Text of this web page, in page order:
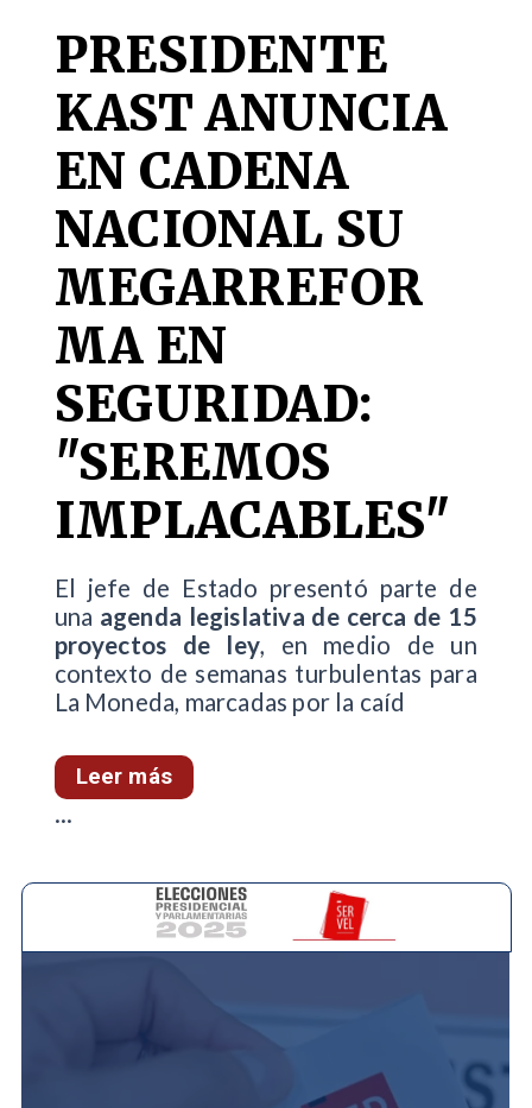
PRESIDENTE
KAST ANUNCIA
EN CADENA
NACIONAL SU
MEGARREFOR
MA EN
SEGURIDAD:
"SEREMOS
IMPLACABLES"
El jefe de Estado presentó parte de
una agenda legislativa de cerca de 15
proyectos de ley, en medio de un
contexto de semanas turbulentas para
La Moneda, marcadas por la caíd
Leer más
...